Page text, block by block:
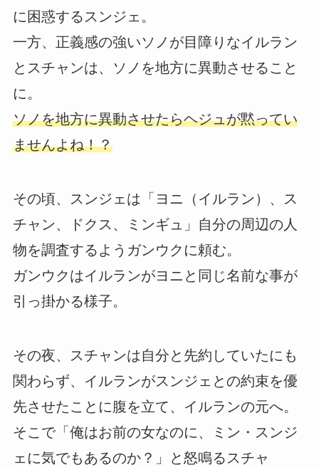
に困惑するスンジェ。
一方、正義感の強いソノが目障りなイルラン
とスチャンは、ソノを地方に異動させること
に。
ソノを地方に異動させたらヘジュが黙ってい
ませんよね！？
その頃、スンジェは「ヨニ（イルラン）、ス
チャン、ドクス、ミンギュ」自分の周辺の人
物を調査するようガンウクに頼む。
ガンウクはイルランがヨニと同じ名前な事が
引っ掛かる様子。
その夜、スチャンは自分と先約していたにも
関わらず、イルランがスンジェとの約束を優
先させたことに腹を立て、イルランの元へ。
そこで「俺はお前の女なのに、ミン・スンジ
ェに気でもあるのか？」と怒鳴るスチャ